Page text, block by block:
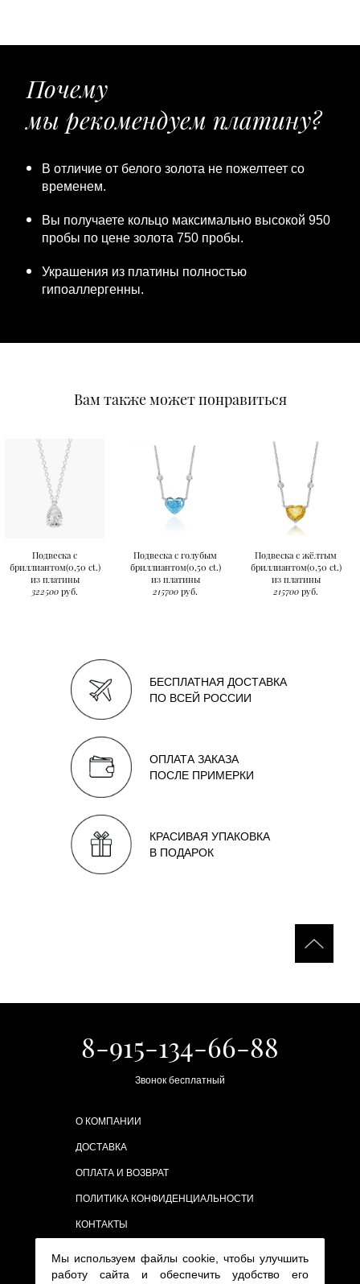
Почему
мы рекомендуем платину?
В отличие от белого золота не пожелтеет со
временем.
Вы получаете кольцо максимально высокой 950
пробы по цене золота 750 пробы.
Украшения из платины полностью
гипоаллергенны.
Вам также может понравиться
Подвеска с
бриллиантом(0,50 ct.)
из платины
322500 руб.
Подвеска с голубым
бриллиантом(0,50 ct.)
из платины
215700 руб.
Подвеска с жёлтым
бриллиантом(0,50 ct.)
из платины
215700 руб.
БЕСПЛАТНАЯ ДОСТАВКА
ПО ВСЕЙ РОССИИ
ОПЛАТА ЗАКАЗА
ПОСЛЕ ПРИМЕРКИ
КРАСИВАЯ УПАКОВКА
В ПОДАРОК
8-915-134-66-88
Звонок бесплатный
О КОМПАНИИ
ДОСТАВКА
ОПЛАТА И ВОЗВРАТ
ПОЛИТИКА КОНФИДЕНЦИАЛЬНОСТИ
КОНТАКТЫ
Мы используем файлы cookie, чтобы улучшить
работу сайта и обеспечить удобство его